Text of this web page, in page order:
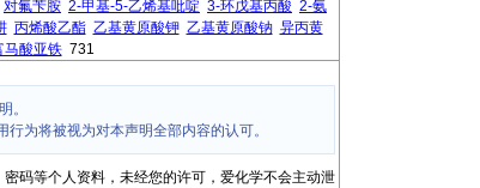
对氟苄胺 2-甲基-5-乙烯基吡啶 3-环戊基丙酸 2-氨
丙烯酸乙酯 乙基黄原酸钾 乙基黄原酸钠 异丙黄
马酸亚铁731
。
为将被视为对本声明全部内容的认可。
码等个人资料，未经您的许可，爱化学不会主动泄